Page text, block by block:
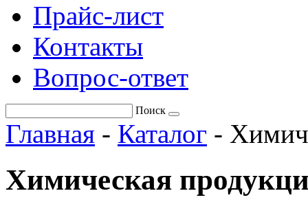
Прайс-лист
Контакты
Вопрос-ответ
Поиск
Главная - Каталог -
Химическая